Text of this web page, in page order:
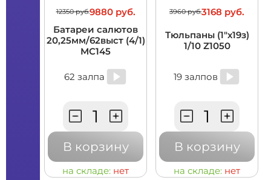
12350 руб.9880 руб.
Батареи салютов
20,25мм/62выст (4/1)
MC145
62 залпа
В корзину
на складе: нет
3960 руб.3168 руб.
Тюльпаны (1"х19з)
1/10 Z1050
19 залпов
В корзину
на складе: нет